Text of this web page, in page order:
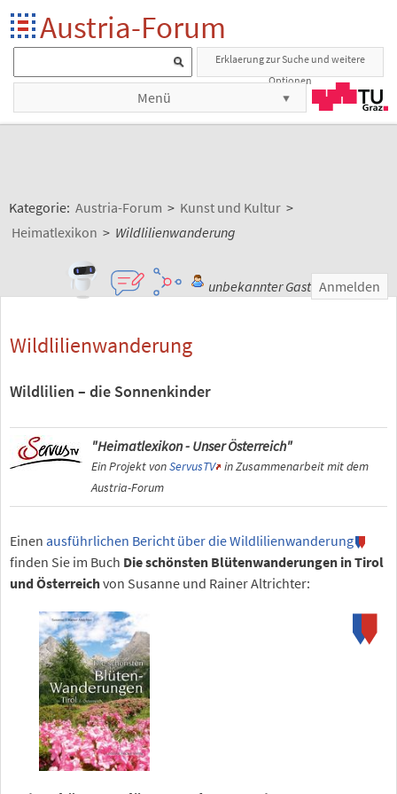
Austria-Forum
Erklaerung zur Suche und weitere
Optionen
Menü
Kategorie: Austria-Forum > Kunst und Kultur >
Heimatlexikon > Wildlilienwanderung
unbekannter Gast Anmelden
Wildlilienwanderung
Wildlilien – die Sonnenkinder
"Heimatlexikon - Unser Österreich"
Ein Projekt vonServusTV in Zusammenarbeit mit dem
Austria-Forum
Einen ausführlichen Bericht über die Wildlilienwanderung
finden Sie im Buch Die schönsten Blütenwanderungen in Tirol
und Österreichvon Susanne und Rainer Altrichter: